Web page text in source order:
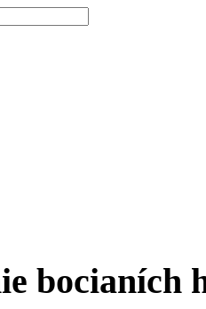
bocianích